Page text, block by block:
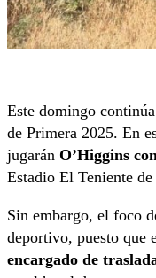
Este domingo
de Primera 2025. En
jugarán O’Higgins
Estadio El Teniente de
Sin embargo, el foco
deportivo, puesto que
encargado de